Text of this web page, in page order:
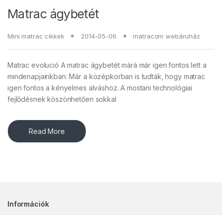
Matrac ágybetét
Mini matrac cikkek 2014-05-06 matracom webáruház
Matrac evolució A matrac ágybetét márá már igen fontos lett a
mindenapjainkban. Már a középkorban is tudták, hogy matrac
igen fontos a kényelmes alváshoz. A mostani technológiai
fejlődésnek köszönhetően sokkal
Read More
Információk